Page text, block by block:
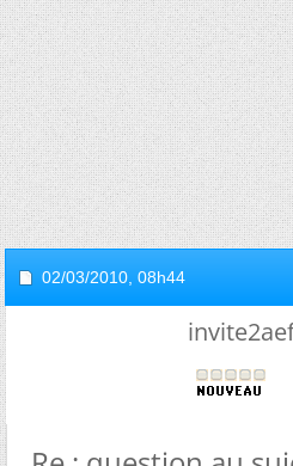
02/03/2010, 08h44